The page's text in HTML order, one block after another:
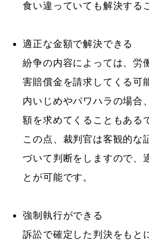
食い違っていても解決する
適正な金額で解決できる
紛争の内容によっては、労
害賠償金を請求してくる可
内いじめやパワハラの場合
額を求めてくることもある
この点、裁判官は客観的な
づいて判断をしますので、
とが可能です。
強制執行ができる
訴訟で確定した判決をもと